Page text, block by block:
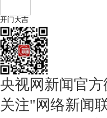
开门大吉
央视网新闻官
关注"网络新闻